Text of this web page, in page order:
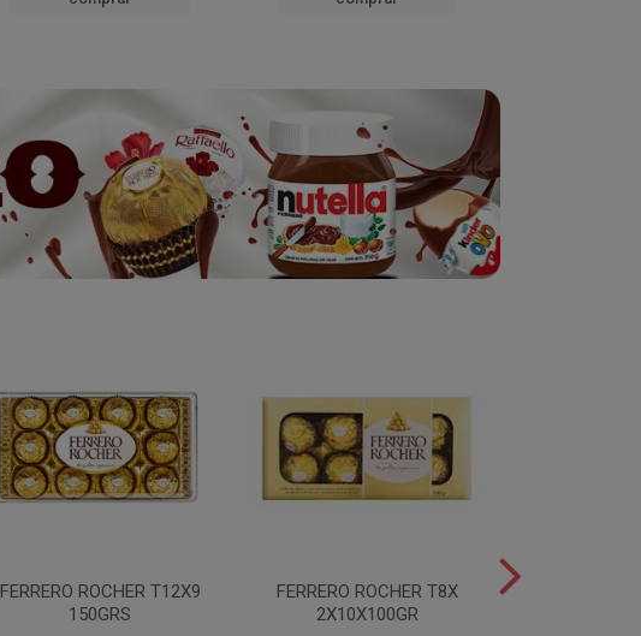
FERRERO ROCHER T12X9
150GRS
FERRERO ROCHER T8X
2X10X100GR